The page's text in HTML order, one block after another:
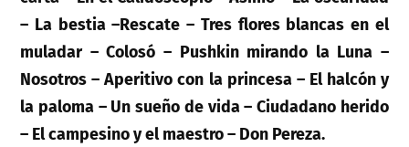
– La bestia –Rescate – Tres flores blancas en el
muladar –Colosó – Pushkin mirando la Luna –
Nosotros –Aperitivo con la princesa – El halcón y
la paloma – Un sueño de vida – Ciudadano herido
– El campesino y el maestro – Don Pereza.